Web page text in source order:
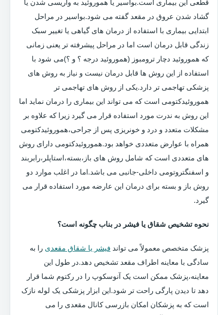
قطعی این بیماری است.بواسیر یا هموروئید به واریسی شدن یا
گشاد شدن عروق در مقعد گفته می شود.بواسیر در مراحل
ابتدایی بیماری با استفاده از درمان های گیاهی یا تغییر سبک
زندگی قابل درمان است اما در مراحل پیشرفته تر یعنی زمانی
که هموروئید دچار ترومبوز (هموروئید درجه ؟ و ؟)می شود با
استفاده از این روش ها قابل درمان نیست و نیاز به روش های
پزشکی تهاجمی تر دارد.یکی از روش های تهاجمی تر
هموروئیدکتومی است که می تواند این بیماری را درمان نماید اما
این روش به ندرت مورد استفاده قرار می گیرد زیرا که علاوه بر
مشکلات متعدد و درد و خونریزی پس از جراحی،هموروئیدکتومی
همراه با عوارض متعددی خواهد بود.هموروئیدکتومی دارای روش
های متعددی است که شامل روش های باز،بسته،استاپلر،رابربند
و اسفنگتروتومی داخلی-جانبی می باشد.اما در اغلب موارد دو
روش باز و بسته برای درمان این عارضه مورد استفاده قرار می
گیرد.
نحوه تشخیص شقاق یا فیشر در بناب چگونه است؟
پزشک متخصص معمولاً می تواند فیشر یا شقاق مقعدی را به
سادگی با معاینه اطراف مقعد تشخیص دهد.در طول این
معاینه،پزشک ممکن است یک آنوسکوپ را در رکتوم شما قرار
دهد تا دیدن پارگی راحت تر شود.این ابزار پزشکی یک لوله نازک
است که به پزشکان امکان بازرسی کانال مقعدی را می